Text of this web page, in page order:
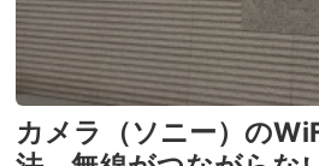
カメラ（ソニー）の